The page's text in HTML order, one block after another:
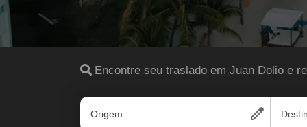
Encontre seu traslado em Juan Dolio e
Origem edit